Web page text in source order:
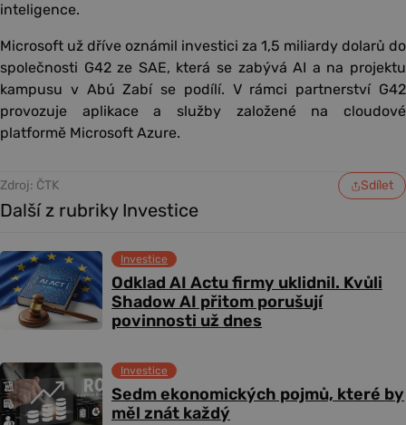
inteligence.
Microsoft už dříve oznámil investici za 1,5 miliardy dolarů do
společnosti G42 ze SAE, která se zabývá AI a na projektu
kampusu v Abú Zabí se podílí. V rámci partnerství G42
provozuje aplikace a služby založené na cloudové
platformě Microsoft Azure.
Zdroj: ČTK Sdílet
Další z rubriky Investice
Odklad AI Actu firmy uklidnil. Kvůli
Shadow AI přitom porušují
povinnosti už dnes
Investice
Sedm ekonomických pojmů, které by
měl znát každý
Investice